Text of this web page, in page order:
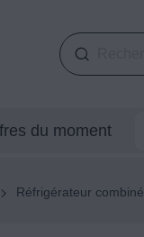
du moment
Réfrigérateur combiné